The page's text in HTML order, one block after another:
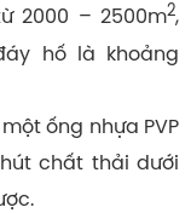
2000 – 2500m2,
hố là khoảng
ống nhựa PVP
chất thải dưới